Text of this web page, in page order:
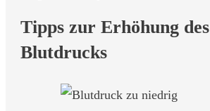
Tipps zur Erhöhung des
Blutdrucks